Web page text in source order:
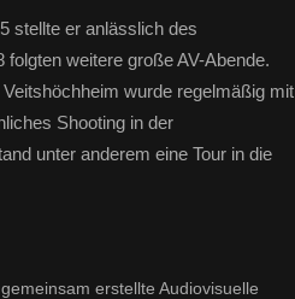
stellte er anlässlich des
weitere große AV-Abende.
wurde regelmäßig mit
Shooting in der
unter anderem eine Tour in die
erstellte Audiovisuelle